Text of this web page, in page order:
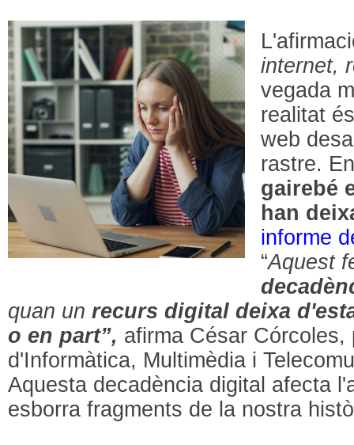
internet,
vegada
realitat
web
rastre.
gairebé
han
informe
“Aquest
quan unrecurs digital deixa
o en part”, afirma César
d'Informàtica, Multimèdia i
Aquesta decadència digital afecta
esborra fragments de la nostra